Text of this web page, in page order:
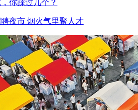
你踩过几个？
夜市 烟火气里聚人才